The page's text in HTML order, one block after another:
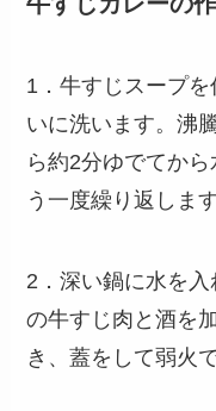
1．牛すじスープ
いに洗います。沸
ら約2分ゆでてか
う一度繰り返します
2．深い鍋に水を
の牛すじ肉と酒を
き、蓋をして弱火